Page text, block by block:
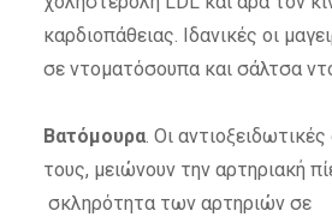
καρδιοπάθειας. Ιδανικές οι
σε ντοματόσουπα και σάλτσα
Βατόμουρα. Οι
τους, μειώνουν την αρτηριακή
σκληρότητα των αρτηριών σε